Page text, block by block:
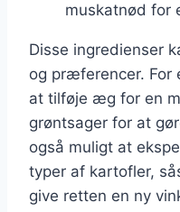
muskatnød for
Disse ingredienser
og præferencer. For
at tilføje æg for en
grøntsager for at
også muligt at
typer af kartofler,
give retten en ny